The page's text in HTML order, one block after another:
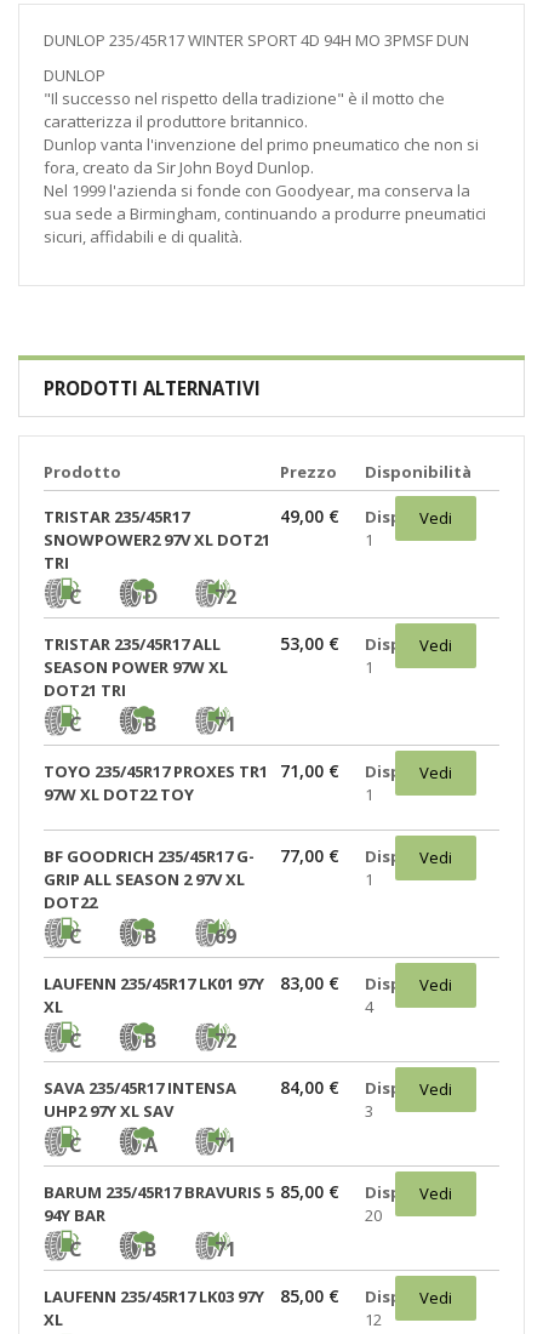
DUNLOP 235/45R17 WINTER SPORT 4D 94H MO 3PMSF DUN
DUNLOP
"Il successo nel rispetto della tradizione" è il motto che
caratterizza il produttore britannico.
Dunlop vanta l'invenzione del primo pneumatico che non si
fora, creato da Sir John Boyd Dunlop.
Nel 1999 l'azienda si fonde con Goodyear, ma conserva la
sua sede a Birmingham, continuando a produrre pneumatici
sicuri, affidabili e di qualità.
PRODOTTI ALTERNATIVI
Prodotto Prezzo Disponibilità
TRISTAR 235/45R17
SNOWPOWER2 97V XL DOT21
TRI
C D 72
49,00 €
Disponibili:
1
Vedi
TRISTAR 235/45R17 ALL
SEASON POWER 97W XL
DOT21 TRI
C B 71
53,00 €
Disponibili:
1
Vedi
TOYO 235/45R17 PROXES TR1
97W XL DOT22 TOY
71,00 €
Disponibili:
1
Vedi
BF GOODRICH 235/45R17 G-
GRIP ALL SEASON 2 97V XL
DOT22
C B 69
77,00 €
Disponibili:
1
Vedi
LAUFENN 235/45R17 LK01 97Y
XL
C B 72
83,00 €
Disponibili:
4
Vedi
SAVA 235/45R17 INTENSA
UHP2 97Y XL SAV
C A 71
84,00 €
Disponibili:
3
Vedi
BARUM 235/45R17 BRAVURIS 5
94Y BAR
C B 71
85,00 €
Disponibili:
20
Vedi
LAUFENN 235/45R17 LK03 97Y
XL
85,00 €
Disponibili:
12
Vedi